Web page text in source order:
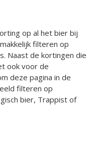
op al het bier bij
filteren op
Naast de kortingen die
ook voor de
deze pagina in de
filteren op
bier, Trappist of